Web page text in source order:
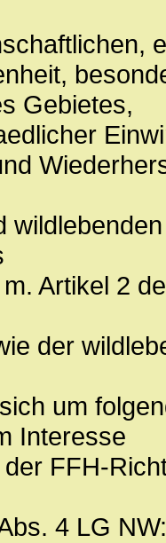
Gebietes,
Artikel 2
der
um
Interesse
FFH-
4 LG NW: